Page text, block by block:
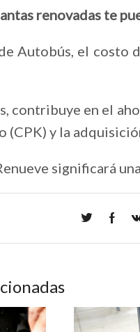
renovadas te
Autobús, el costo
contribuye en el
y la
significará